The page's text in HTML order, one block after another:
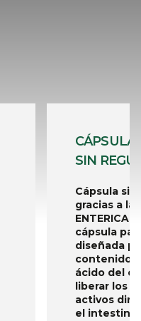
CÁPSULA
SIN
Cápsula
gracias a
cápsula
diseñada
contenido
ácido del
liberar los
activos
el intestino.